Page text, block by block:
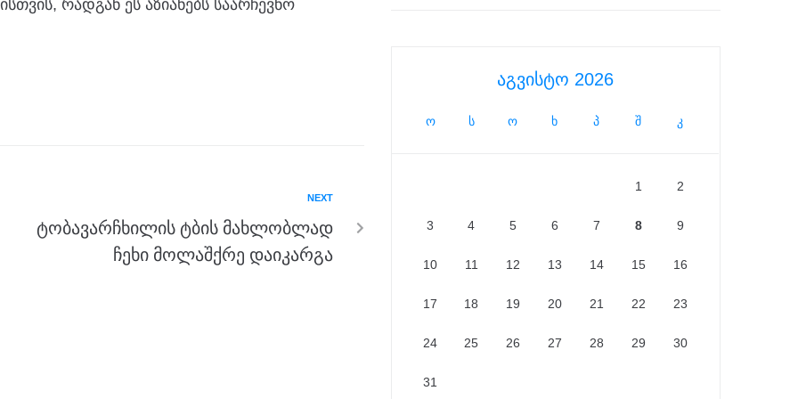
რადგან ეს აზიანებს საარჩევნო
NEXT
ტობავარჩხილის ტბის მახლობლად
ჩეხი მოლაშქრე დაიკარგა
აგვისტო 2026
ო ს ო ხ პ შ კ
1 2
3 4 5 6 7 8 9
10 11 12 13 14 15 16
17 18 19 20 21 22 23
24 25 26 27 28 29 30
31